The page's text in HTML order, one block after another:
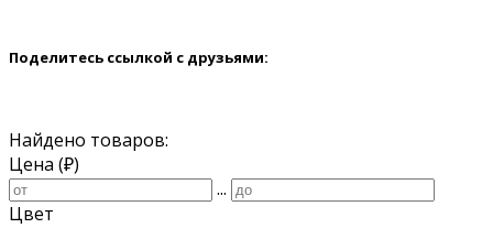
Поделитесь ссылкой с друзьями:
Найдено товаров:
Цена (₽)
...
Цвет